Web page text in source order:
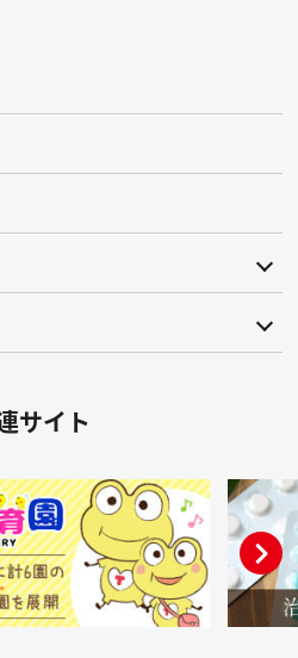
サイト